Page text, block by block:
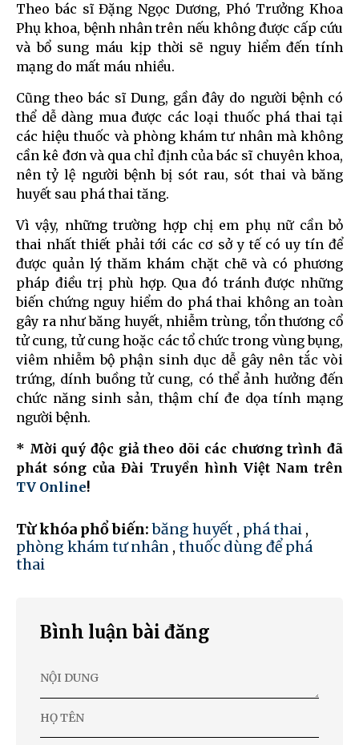
Theo bác sĩ Đặng Ngọc Dương, Phó Trưởng Khoa
Phụ khoa, bệnh nhân trên nếu không được cấp cứu
và bổ sung máu kịp thời sẽ nguy hiểm đến tính
mạng do mất máu nhiều.
Cũng theo bác sĩ Dung, gần đây do người bệnh có
thể dễ dàng mua được các loại thuốc phá thai tại
các hiệu thuốc và phòng khám tư nhân mà không
cần kê đơn và qua chỉ định của bác sĩ chuyên khoa,
nên tỷ lệ người bệnh bị sót rau, sót thai và băng
huyết sau phá thai tăng.
Vì vậy, những trường hợp chị em phụ nữ cần bỏ
thai nhất thiết phải tới các cơ sở y tế có uy tín để
được quản lý thăm khám chặt chẽ và có phương
pháp điều trị phù hợp. Qua đó tránh được những
biến chứng nguy hiểm do phá thai không an toàn
gây ra như băng huyết, nhiễm trùng, tổn thương cổ
tử cung, tử cung hoặc các tổ chức trong vùng bụng,
viêm nhiễm bộ phận sinh dục dễ gây nên tắc vòi
trứng, dính buồng tử cung, có thể ảnh hưởng đến
chức năng sinh sản, thậm chí đe dọa tính mạng
người bệnh.
* Mời quý độc giả theo dõi các chương trình đã
phát sóng của Đài Truyền hình Việt Nam trên
TV Online!
Từ khóa phổ biến:băng huyết , phá thai ,
phòng khám tư nhân , thuốc dùng để phá
thai
Bình luận bài đăng